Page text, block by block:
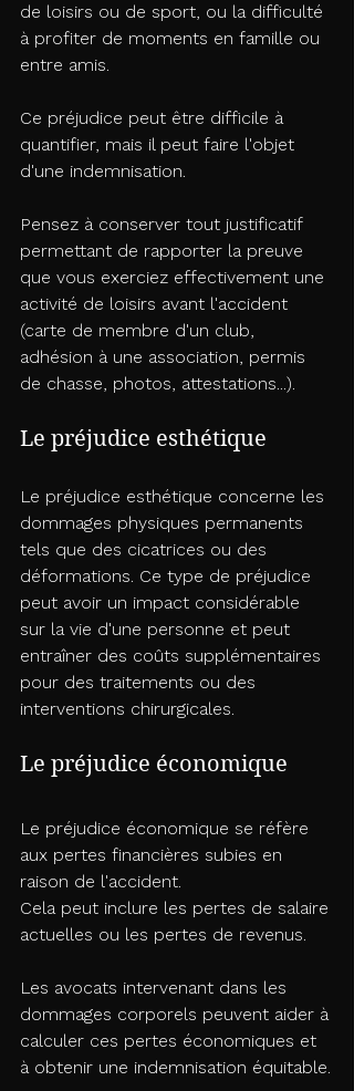
de loisirs ou de sport, ou la difficulté
à profiter de moments en famille ou
entre amis.
Ce préjudice peut être difficile à
quantifier, mais il peut faire l'objet
d'une indemnisation.
Pensez à conserver tout justificatif
permettant de rapporter la preuve
que vous exerciez effectivement une
activité de loisirs avant l'accident
(carte de membre d'un club,
adhésion à une association, permis
de chasse, photos, attestations...).
Le préjudice esthétique
Le préjudice esthétique concerne les
dommages physiques permanents
tels que des cicatrices ou des
déformations. Ce type de préjudice
peut avoir un impact considérable
sur la vie d'une personne et peut
entraîner des coûts supplémentaires
pour des traitements ou des
interventions chirurgicales.
Le préjudice économique
Le préjudice économique se réfère
aux pertes financières subies en
raison de l'accident.
Cela peut inclure les pertes de salaire
actuelles ou les pertes de revenus.
Les avocats intervenant dans les
dommages corporels peuvent aider à
calculer ces pertes économiques et
à obtenir une indemnisation équitable.